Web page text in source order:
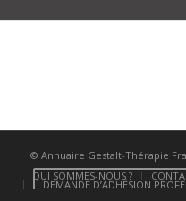
© Annuaire Gestalt-Thérapie
QUI SOMMES-NOUS ?
DEMANDE D’ADHÉSION